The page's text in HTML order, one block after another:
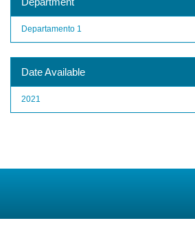
Departamento 1
Date Available
2021